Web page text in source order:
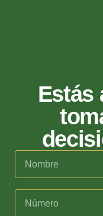
Estás